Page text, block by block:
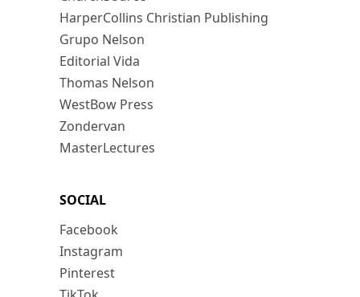
HarperCollins Christian Publishing
Grupo Nelson
Editorial Vida
Thomas Nelson
WestBow Press
Zondervan
MasterLectures
SOCIAL
Facebook
Instagram
Pinterest